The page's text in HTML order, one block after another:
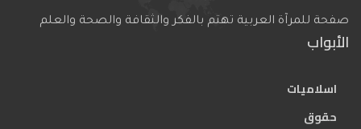
صفحة للمرآة العربية تهتم بالفكر والثقافة والصحة والعلم
الأبواب
اسلاميات
حقوق